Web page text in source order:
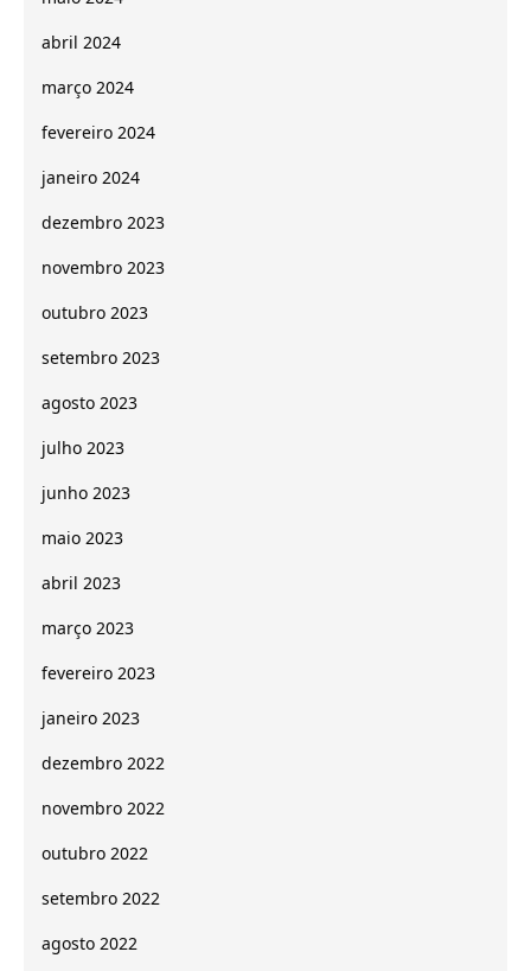
abril 2024
março 2024
fevereiro 2024
janeiro 2024
dezembro 2023
novembro 2023
outubro 2023
setembro 2023
agosto 2023
julho 2023
junho 2023
maio 2023
abril 2023
março 2023
fevereiro 2023
janeiro 2023
dezembro 2022
novembro 2022
outubro 2022
setembro 2022
agosto 2022